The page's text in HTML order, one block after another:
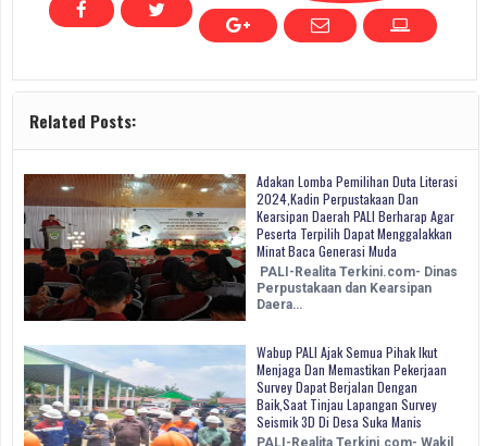
Related Posts:
Adakan Lomba Pemilihan Duta Literasi
2024,Kadin Perpustakaan Dan
Kearsipan Daerah PALI Berharap Agar
Peserta Terpilih Dapat Menggalakkan
Minat Baca Generasi Muda
PALI-Realita Terkini.com- Dinas
Perpustakaan dan Kearsipan
Daera…
Wabup PALI Ajak Semua Pihak Ikut
Menjaga Dan Memastikan Pekerjaan
Survey Dapat Berjalan Dengan
Baik,Saat Tinjau Lapangan Survey
Seismik 3D Di Desa Suka Manis